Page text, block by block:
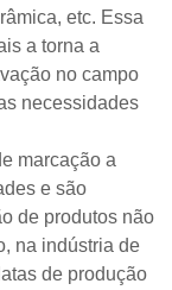
etc. Essa
a torna a
no campo
necessidades
marcação a
e são
de produtos não
na indústria de
de produção